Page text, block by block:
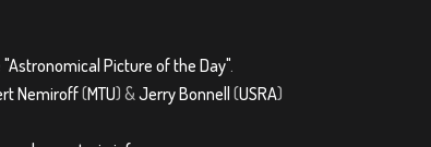
"Astronomical Picture of the Day".
Nemiroff(MTU) &Jerry Bonnell (USRA)